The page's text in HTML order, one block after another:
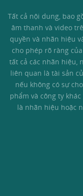
Tất cả nội dung, bao
âm thanh và video
quyền và nhãn hiệu
cho phép rõ ràng
tất cả các nhãn hiệu,
liên quan là tài sản
nếu không có sự
phẩm và công ty
là nhãn hiệu hoặc